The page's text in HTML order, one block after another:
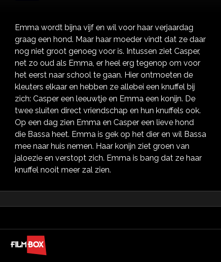
Emma wordt bijna vijf en wil voor haar verjaardag
graag een hond. Maar haar moeder vindt dat ze daar
nog niet groot genoeg voor is. Intussen ziet Casper,
net zo oud als Emma, er heel erg tegenop om voor
het eerst naar school te gaan. Hier ontmoeten de
kleuters elkaar en hebben ze allebei een knuffel bij
zich: Casper een leeuwtje en Emma een konijn. De
twee sluiten direct vriendschap en hun knuffels ook.
Op een dag zien Emma en Casper een lieve hond
die Bassa heet. Emma is gek op het dier en wil Bassa
mee naar huis nemen. Haar konijn ziet groen van
jaloezie en verstopt zich. Emma is bang dat ze haar
knuffel nooit meer zal zien.